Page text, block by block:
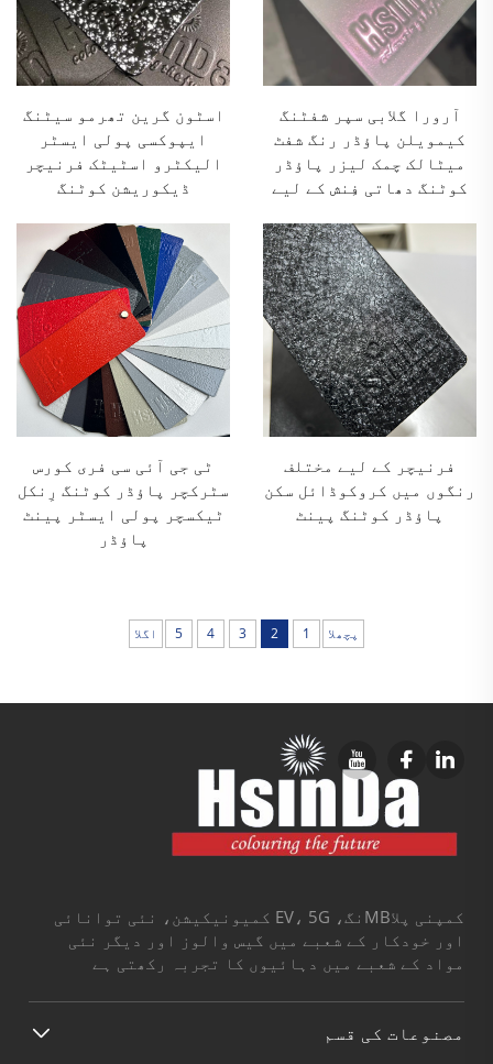
آرورا گلابی سپر شفٹنگ
کیمویلن پاؤڈر رنگ شفٹ
میٹالک چمک لیزر پاؤڈر
کوٹنگ دھاتی فِنش کے لیے
اسٹون گرین تھرمو سیٹنگ
ایپوکسی پولی ایسٹر
الیکٹرو اسٹیٹک فرنیچر
ڈیکوریشن کوٹنگ
فرنیچر کے لیے مختلف
رنگوں میں کروکوڈائل سکن
پاؤڈر کوٹنگ پینٹ
ٹی جی آئی سی فری کورس
سٹرکچر پاؤڈر کوٹنگ رِنکل
ٹیکسچر پولی ایسٹر پینٹ
پاؤڈر
پچھلا 1
2
3
4
5 اگلا
کمپنی پلاMBنگ، EV، 5G کمیونیکیشن، نئی توانائی
اور خودکار کے شعبے میں گیس والوز اور دیگر نئی
مواد کے شعبے میں دہائیوں کا تجربہ رکھتی ہے
مصنوعات کی قسم